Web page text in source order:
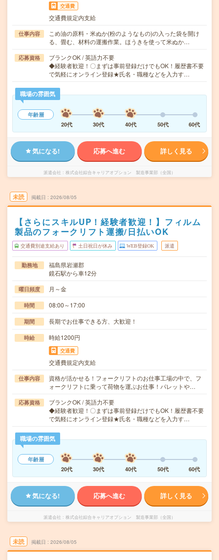
交通費
交通費規定内支給
仕事内容
こめ油の原料・米ぬか(粉のようなもの)の入った袋を開け
る、畳む、材料の運搬作業。ほうきを使って米ぬか…
応募資格
ブランクOK / 英語力不要
◆経験者歓迎！〇まずは事前登録だけでもOK！履歴書不要
で気軽にオンライン登録★氏名・職種などを入力す…
職場の雰囲気
年齢層
20代
30代 40代 50代 60代
気になる! 応募へ進む 詳しく見る
派遣会社 株式会社綜合キャリアオプション 製造事業部（全国）
未読 掲載日 2026/08/05
【さらにスキルUP！経験者歓迎！】フィルム
製品のフォークリフト運搬/日払いOK
交通費別途支給あり 土日祝日が休み WEB登録OK 派遣
勤務地
福島県岩瀬郡
鏡石駅から車12分
曜日頻度 月～金
時間 08:00～17:00
期間 長期でお仕事できる方、大歓迎！
時給 時給1200円
交通費
交通費規定内支給
仕事内容
資格が活かせる！フォークリフトのお仕事工場の中で、フ
ォークリフトに乗って荷物を運ぶお仕事！パレットや…
応募資格
ブランクOK / 英語力不要
◆経験者歓迎！〇まずは事前登録だけでもOK！履歴書不要
で気軽にオンライン登録★氏名・職種などを入力す…
職場の雰囲気
年齢層
20代
30代 40代 50代 60代
気になる! 応募へ進む 詳しく見る
派遣会社 株式会社綜合キャリアオプション 製造事業部（全国）
未読 掲載日 2026/08/05